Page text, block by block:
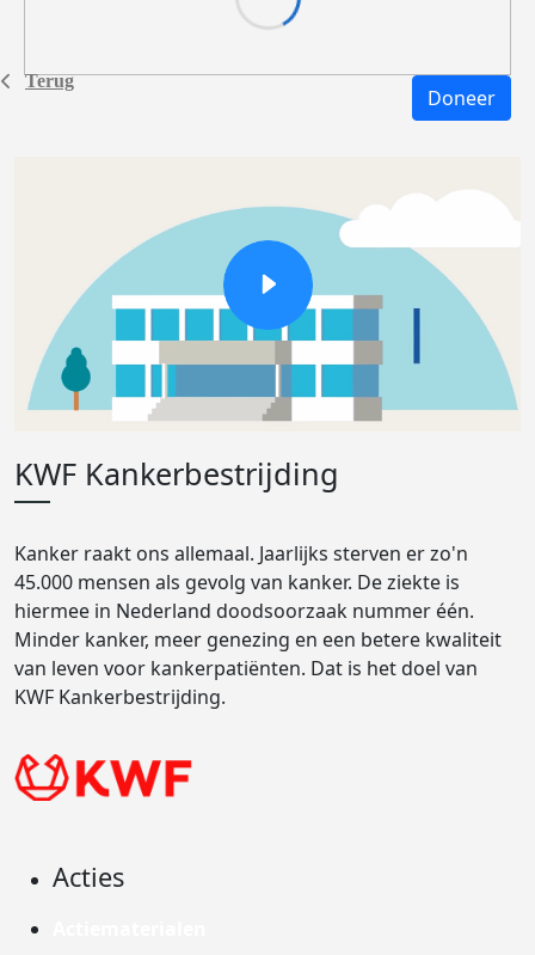
Terug
Doneer
KWF Kankerbestrijding
Kanker raakt ons allemaal. Jaarlijks sterven er zo'n
45.000 mensen als gevolg van kanker. De ziekte is
hiermee in Nederland doodsoorzaak nummer één.
Minder kanker, meer genezing en een betere kwaliteit
van leven voor kankerpatiënten. Dat is het doel van
KWF Kankerbestrijding.
Acties